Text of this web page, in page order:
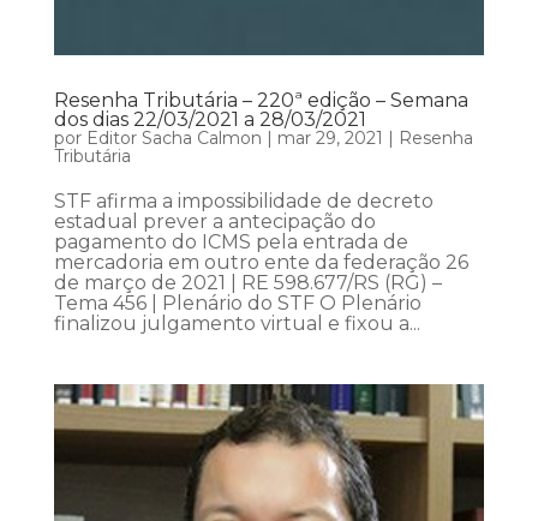
Resenha Tributária – 220ª edição – Semana
dos dias 22/03/2021 a 28/03/2021
por Editor Sacha Calmon | mar 29, 2021 | Resenha
Tributária
STF afirma a impossibilidade de decreto
estadual prever a antecipação do
pagamento do ICMS pela entrada de
mercadoria em outro ente da federação 26
de março de 2021 | RE 598.677/RS (RG) –
Tema 456 | Plenário do STF O Plenário
finalizou julgamento virtual e fixou a...